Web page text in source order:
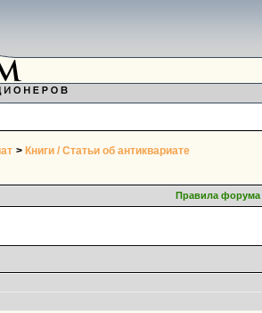
> Книги / Статьи об антиквариате
Правила форума